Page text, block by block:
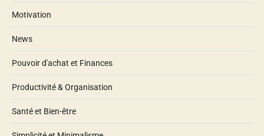
Motivation
News
Pouvoir d'achat et Finances
Productivité & Organisation
Santé et Bien-être